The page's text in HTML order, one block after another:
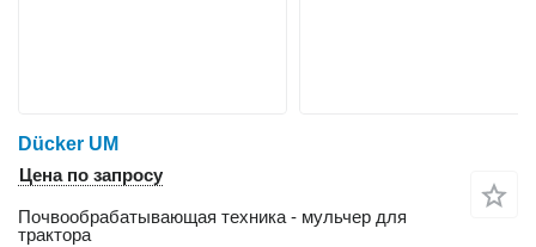
Dücker UM
Цена по запросу
Почвообрабатывающая техника - мульчер для
трактора